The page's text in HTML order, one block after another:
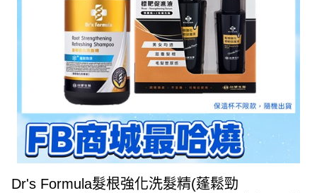
Dr's Formula髮根強化洗髮精(蓬鬆勁